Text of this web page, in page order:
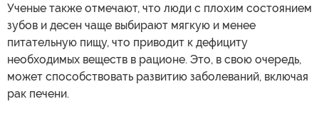
Ученые также отмечают, что люди с плохим состоянием
зубов и десен чаще выбирают мягкую и менее
питательную пищу, что приводит к дефициту
необходимых веществ в рационе. Это, в свою очередь,
может способствовать развитию заболеваний, включая
рак печени.